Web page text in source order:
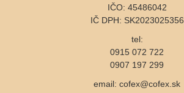
IČO: 45486042
IČ DPH: SK2023025356
tel:
0915 072 722
0907 197 299
email: cofex@cofex.sk